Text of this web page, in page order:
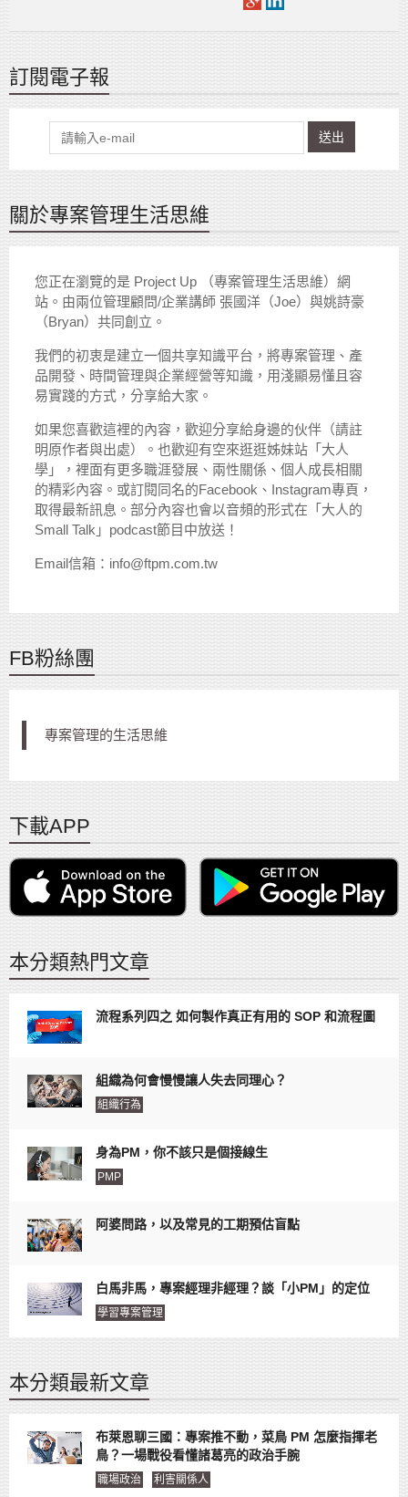
訂閱電子報
送出
關於專案管理生活思維
您正在瀏覽的是 Project Up （專案管理生活思維）網
站。由兩位管理顧問/企業講師 張國洋（Joe）與姚詩豪
（Bryan）共同創立。
我們的初衷是建立一個共享知識平台，將專案管理、產
品開發、時間管理與企業經營等知識，用淺顯易懂且容
易實踐的方式，分享給大家。
如果您喜歡這裡的內容，歡迎分享給身邊的伙伴（請註
明原作者與出處）。也歡迎有空來逛逛姊妹站「大人
學」，裡面有更多職涯發展、兩性關係、個人成長相關
的精彩內容。或訂閱同名的Facebook、Instagram專頁，
取得最新訊息。部分內容也會以音頻的形式在「大人的
Small Talk」podcast節目中放送！
Email信箱：info@ftpm.com.tw
FB粉絲團
專案管理的生活思維
下載APP
本分類熱門文章
流程系列四之 如何製作真正有用的 SOP 和流程圖
組織為何會慢慢讓人失去同理心？
組織行為
身為PM，你不該只是個接線生
PMP
阿婆問路，以及常見的工期預估盲點
白馬非馬，專案經理非經理？談「小PM」的定位
學習專案管理
本分類最新文章
布萊恩聊三國：專案推不動，菜鳥 PM 怎麼指揮老
鳥？一場戰役看懂諸葛亮的政治手腕
職場政治 利害關係人